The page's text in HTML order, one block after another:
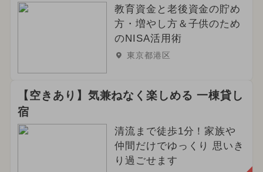
教育資金と老後資金の貯め
方・増やし方＆子供のため
のNISA活用術
東京都港区
【空きあり】気兼ねなく楽しめる 一棟貸し
宿
清流まで徒歩1分！家族や
仲間だけでゆっくり 思いき
り過ごせます